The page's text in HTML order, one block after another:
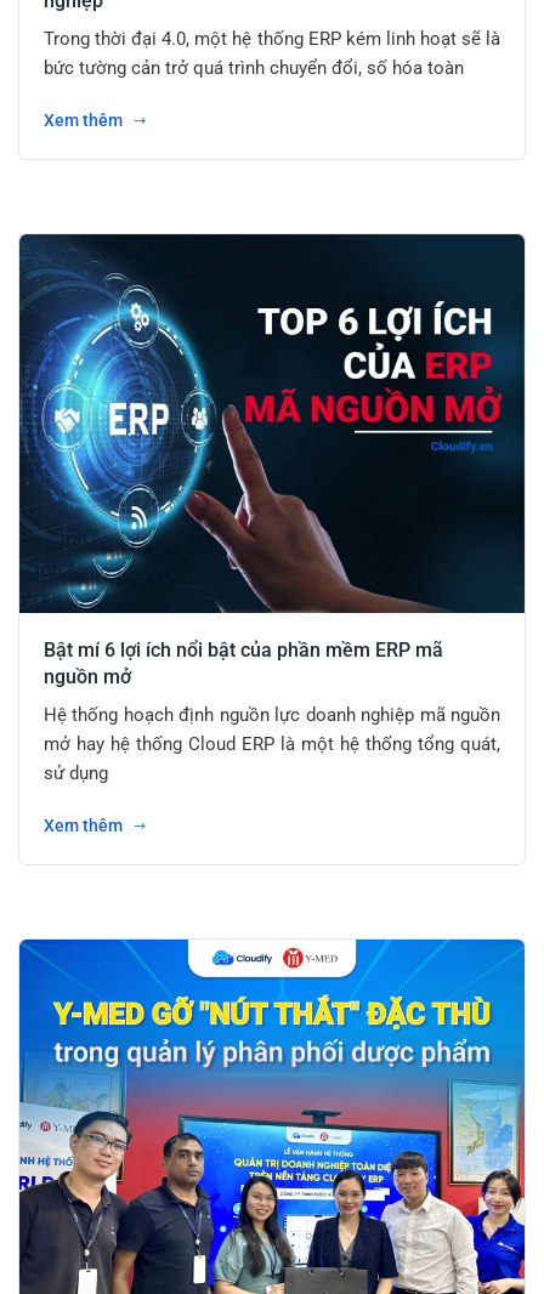
Trong thời đại 4.0, một hệ thống ERP kém linh hoạt sẽ là
bức tường cản trở quá trình chuyển đổi, số hóa toàn
Xem thêm
Bật mí 6 lợi ích nổi bật của phần mềm ERP mã
nguồn mở
Hệ thống hoạch định nguồn lực doanh nghiệp mã nguồn
mở hay hệ thống Cloud ERP là một hệ thống tổng quát,
sử dụng
Xem thêm